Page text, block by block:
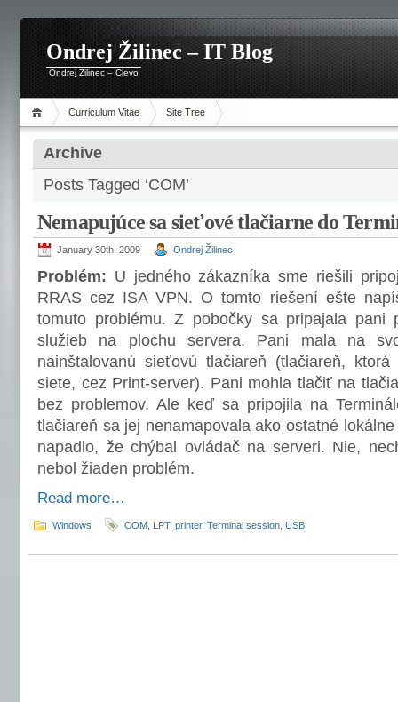
Ondrej Žilinec – IT Blog
Ondrej Žilinec – Cievo
Curriculum Vitae Site Tree
Archive
Posts Tagged ‘COM’
Nemapujúce sa sieťové tlačiarne do
January 30th, 2009 Ondrej Žilinec
Problém: U jedného zákazníka sme riešili
RRAS cez ISA VPN. O tomto riešení ešte
tomuto problému. Z pobočky sa pripajala pani
služieb na plochu servera. Pani mala na
nainštalovanú sieťovú tlačiareň (tlačiareň,
siete, cez Print-server). Pani mohla tlačiť na
bez problemov. Ale keď sa pripojila na
tlačiareň sa jej nenamapovala ako ostatné
napadlo, že chýbal ovládač na serveri. Nie,
nebol žiaden problém.
Read more…
Windows COM LPT, printer, Terminal session USB